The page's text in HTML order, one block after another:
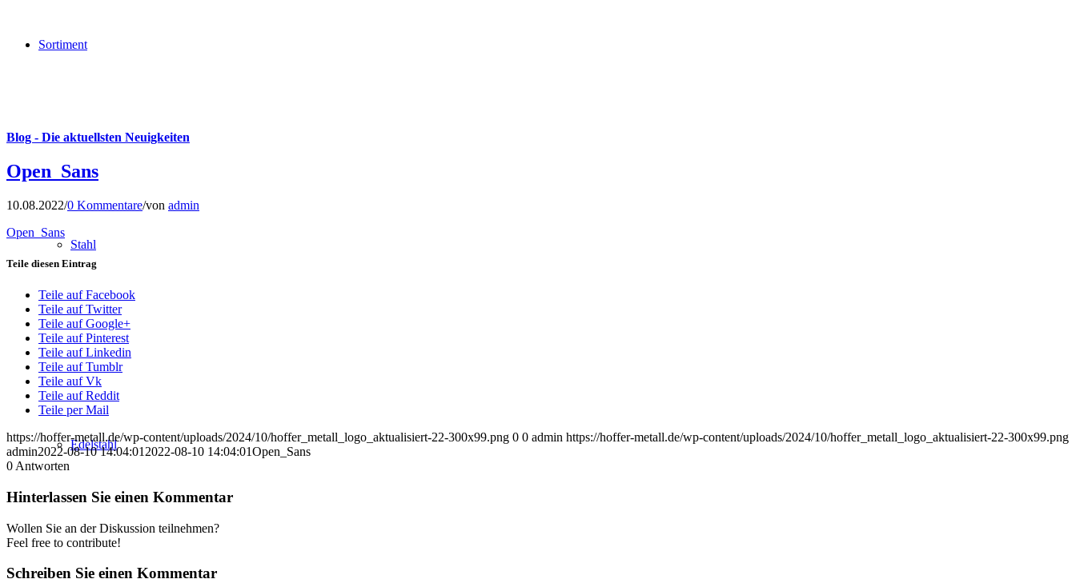
Sortiment
Stahl
Edelstahl
Blog - Die aktuellsten Neuigkeiten
Open_Sans
10.08.2022/0 Kommentare/von admin
Open_Sans
Teile diesen Eintrag
Teile auf Facebook
Teile auf Twitter
Teile auf Google+
Teile auf Pinterest
Teile auf Linkedin
Teile auf Tumblr
Teile auf Vk
Teile auf Reddit
Teile per Mail
https://hoffer-metall.de/wp-content/uploads/2024/10/hoffer_metall_logo_aktualisiert-22-300x99.png 0 0 admin https://hoffer-metall.de/wp-content/uploads/2024/10/hoffer_metall_logo_aktualisiert-22-300x99.png
admin2022-08-10 14:04:01 2022-08-10 14:04:01Open_Sans
0 Antworten
Hinterlassen Sie einen Kommentar
Wollen Sie an der Diskussion teilnehmen?
Feel free to contribute!
Schreiben Sie einen Kommentar